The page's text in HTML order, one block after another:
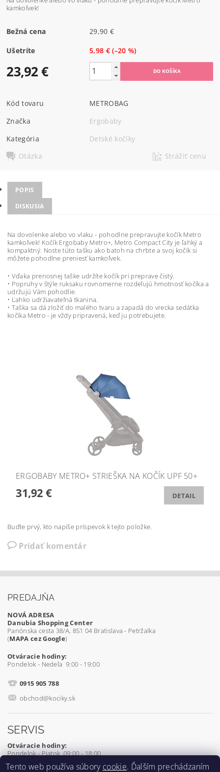
kamkoľvek!
Bežná cena 29,90 €
Ušetríte 5,98 €(–20 %)
23,92 €
Kód tovaru
METROBAG
Značka
Ergobaby
Kategória
Detské kočíky
Otázka
Strážiť cenu
POPIS
DISKUSIA
Na dovolenke alebo vo vlaku - pohodlne prepravujte kočík Metro
kamkoľvek! Kočík Ergobaby Metro+, Metro Compact City je ľahký a
kompaktný. Noste túto tašku ako batoh na chrbte a svoj kočík si
môžete pohodlne preniesť kamkoľvek.
• Vďaka prenosnej taške udržíte kočík pri preprave čistý.
• Popruhy v štýle ruksaku rovnomerne rozdeľujú hmotnosť kočíka a
udržujú Vám pohodlie.
• Ľahko udržiavateľná tkanina.
• Taška sa dá zložiť do malého tvaru a zapadá do vrecka sedátka
kočíka Metro - je vždy pripravená, keď ju potrebujete.
ERGOBABY METRO+ STRIEŠKA NA KOČÍK UPF 50+
31,92 € DETAIL
Buďte prvý, kto napíše príspevok k tejto položke.
Pridať komentár
PREDAJŇA
NOVÁ ADRESA
Danubia Shopping Center
Panónska cesta 38/A, 851 04 Bratislava - Petržalka
(MAPA cez Google)
Otváracie hodiny:
Pondelok - Nedeľa 9:00 - 19:00
0915 905 788
obchod@kociky.sk
SERVIS
Otváracie hodiny:
Pondelok - Piatok 09:00 - 18:00
Tento web používa súbory cookie. Ďalším prechádzaním